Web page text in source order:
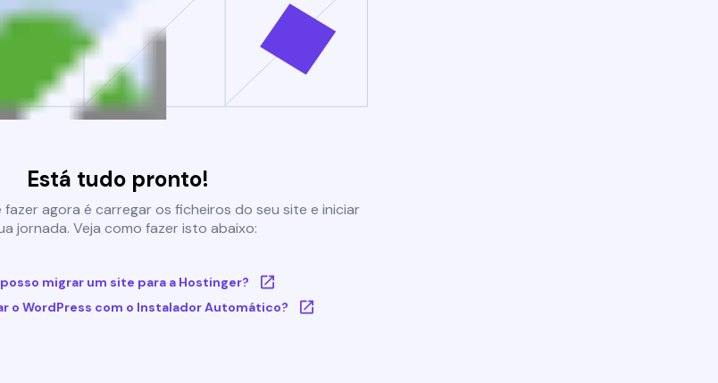
Está tudo pronto!
agora é carregar os ficheiros do seu site e iniciar
jornada. Veja como fazer isto abaixo:
migrar um site para a Hostinger?
o WordPress com o Instalador Automático?